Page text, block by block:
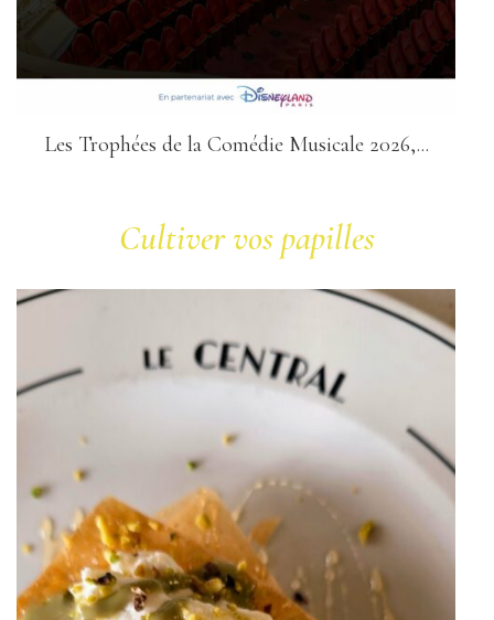
Les Trophées de la Comédie Musicale 2026,...
Cultiver vos papilles